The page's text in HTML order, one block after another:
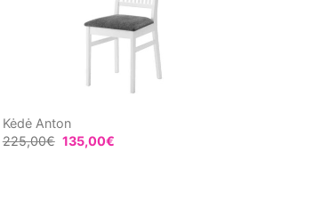
Kėdė Anton
225,00€ 135,00€